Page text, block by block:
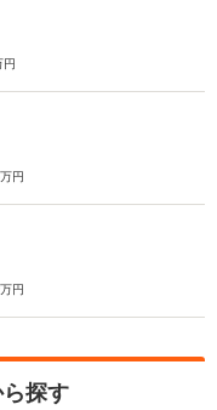
円
万円
万円
探す